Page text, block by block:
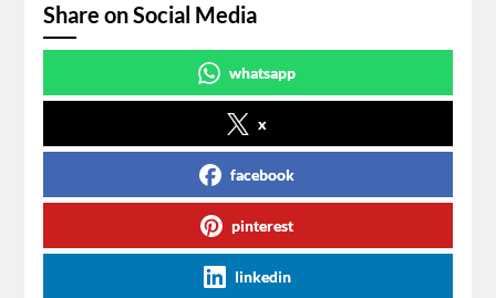
Share on Social Media
whatsapp
x
facebook
pinterest
linkedin